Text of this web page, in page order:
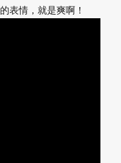
表情，就是爽啊！